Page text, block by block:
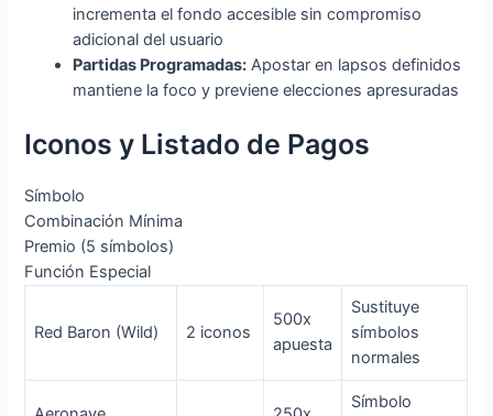
incrementa el fondo accesible sin compromiso
adicional del usuario
Partidas Programadas: Apostar en lapsos definidos
mantiene la foco y previene elecciones apresuradas
Iconos y Listado de Pagos
Símbolo
Combinación Mínima
Premio (5 símbolos)
Función Especial
Red Baron (Wild) 2 iconos
500x
apuesta
Sustituye
símbolos
normales
Símbolo